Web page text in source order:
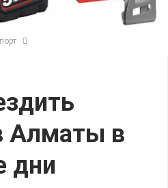
Алматы в
дни